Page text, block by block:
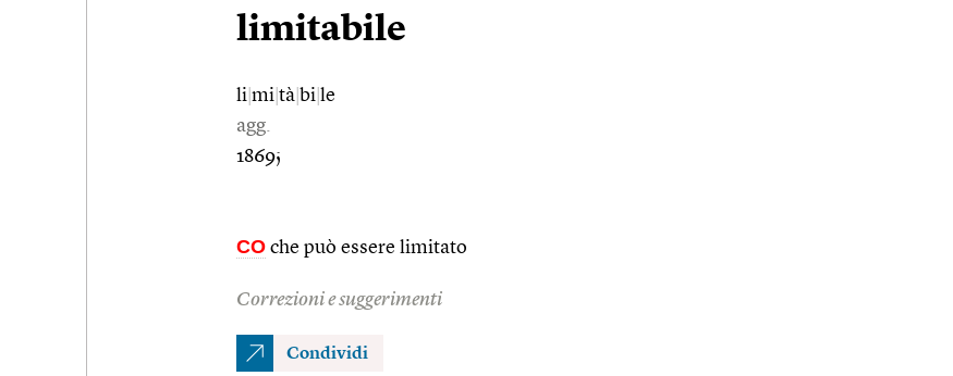
limitabile
li mi tà bi le
agg.
1869;
CO che può essere limitato
Correzioni e suggerimenti
Condividi